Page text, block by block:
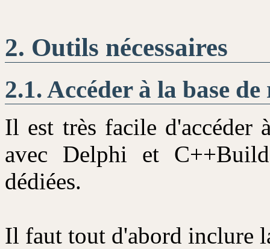
Outils nécessaires
Accéder à la base de
Il est très facile d'accéder
avec Delphi et
dédiées.
Il faut tout d'abord inclure